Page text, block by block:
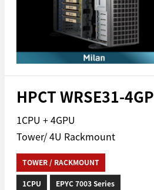
HPCT WRSE31-4GP
1CPU + 4GPU
Tower/ 4U Rackmount
TOWER / RACKMOUNT
1CPU EPYC 7003 Series